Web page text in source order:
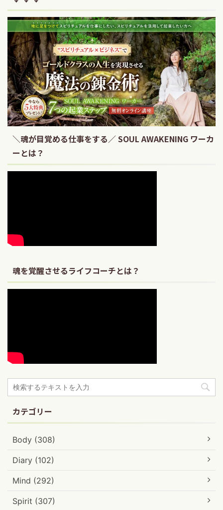
＼魂が目覚める仕事をする／ SOUL AWAKENING ワーカ
ーとは？
魂を覚醒させるライフコーチとは？
カテゴリー
Body (308)
Diary (102)
Mind (292)
Spirit (307)